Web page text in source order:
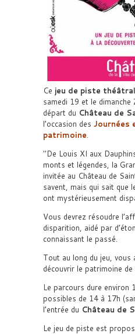
Ce jeu de piste
samedi 19 et le
départ du Château de
l’occasion des Journées
patrimoine.
De Louis XI aux
monts et légendes, la
invitée au Château de
savent, mais qui sait que
ont mystérieusement
Vous devrez résoudre
disparition, aidé par
connaissant le passé.
Tout au long du jeu, vous
découvrir le patrimoine de
Le parcours dure environ
possibles de 14 à 17h
l’entrée du Château de
Le jeu de piste est